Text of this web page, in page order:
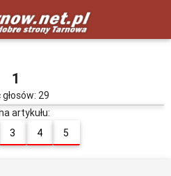
1
głosów: 29
artykułu:
3 4 5